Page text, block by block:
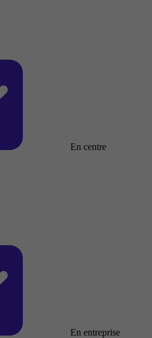
En centre
En entreprise